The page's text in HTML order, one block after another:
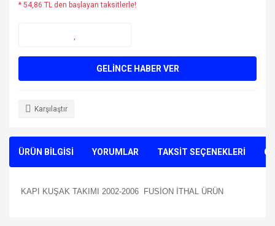
* 54,86 TL den başlayan taksitlerle!
GELİNCE HABER VER
Karşılaştır
ÜRÜN BİLGİSİ YORUMLAR TAKSİT SEÇENEKLERİ
KAPI KUŞAK TAKIMI 2002-2006 FUSİON İTHAL ÜRÜN